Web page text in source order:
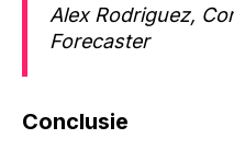
Alex Rodriguez,
Forecaster
Conclusie